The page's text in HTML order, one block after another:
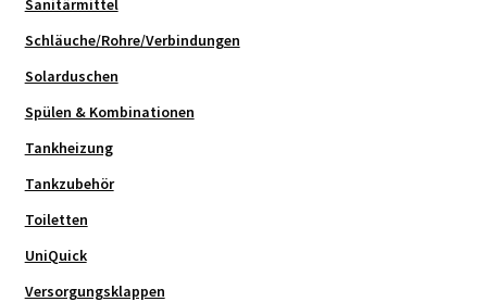
Sanitärmittel
Schläuche/Rohre/Verbindungen
Solarduschen
Spülen & Kombinationen
Tankheizung
Tankzubehör
Toiletten
UniQuick
Versorgungsklappen